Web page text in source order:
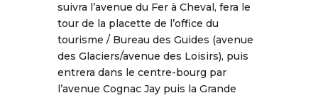
suivra l’avenue du Fer à Cheval, fera le
tour de la placette de l’office du
tourisme / Bureau des Guides (avenue
des Glaciers/avenue des Loisirs), puis
entrera dans le centre-bourg par
l’avenue Cognac Jay puis la Grande